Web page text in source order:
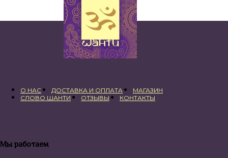
О НАС ДОСТАВКА И ОПЛАТА
МАГАЗИН
СЛОВО ШАНТИ
ОТЗЫВЫ КОНТАКТЫ
Мы работаем